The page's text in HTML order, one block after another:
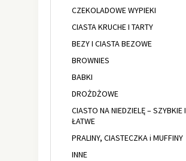
CZEKOLADOWE WYPIEKI
CIASTA KRUCHE I TARTY
BEZY I CIASTA BEZOWE
BROWNIES
BABKI
DROŻDŻOWE
CIASTO NA NIEDZIELĘ – SZYBKIE I
ŁATWE
PRALINY, CIASTECZKA i MUFFINY
INNE